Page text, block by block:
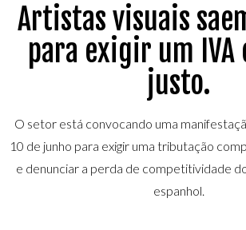
Artistas visuais
para exigir um IVA
justo.
O setor está convocando uma
10 de junho para exigir uma tributação
e denunciar a perda de competitividade
espanhol.